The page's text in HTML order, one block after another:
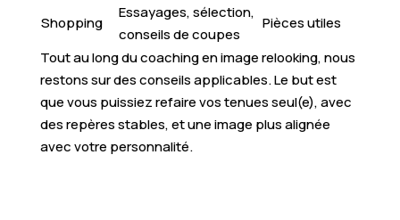
Shopping
Essayages, sélection,
conseils de coupes
Pièces utiles
Tout au long du coaching en image relooking, nous
restons sur des conseils applicables. Le but est
que vous puissiez refaire vos tenues seul(e), avec
des repères stables, et une image plus alignée
avec votre personnalité.